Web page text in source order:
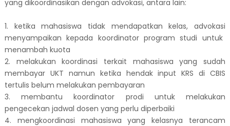
yang dikoordinasikan dengan advokasi, antara lain:
1. ketika mahasiswa tidak mendapatkan kelas,advokasi
menyampaikan kepada koordinator program studi untuk
menambah kuota
2. melakukan koordinasi terkait mahasiswa yang sudah
membayar UKT namun ketika hendakinput KRS di CBIS
tertulis belum melakukan pembayaran
3. membantu koordinator prodi untuk melakukan
pengecekan jadwal dosen yang perlu diperbaiki
4. mengkoordinasi mahasiswa yang kelasnya terancam